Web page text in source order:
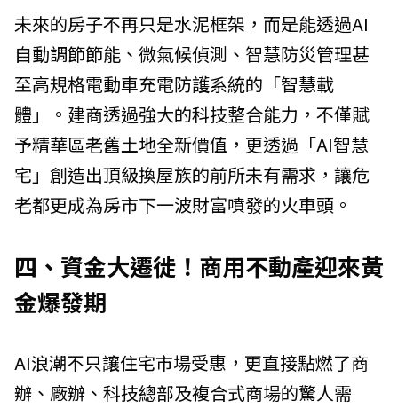
未來的房子不再只是水泥框架，而是能透過AI
自動調節節能、微氣候偵測、智慧防災管理甚
至高規格電動車充電防護系統的「智慧載
體」。建商透過強大的科技整合能力，不僅賦
予精華區老舊土地全新價值，更透過「AI智慧
宅」創造出頂級換屋族的前所未有需求，讓危
老都更成為房市下一波財富噴發的火車頭。
四、資金大遷徙！商用不動產迎來黃
金爆發期
AI浪潮不只讓住宅市場受惠，更直接點燃了商
辦、廠辦、科技總部及複合式商場的驚人需